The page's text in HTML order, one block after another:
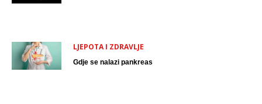
LJEPOTA I ZDRAVLJE
Gdje se nalazi pankreas